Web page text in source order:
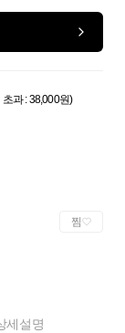
과 : 38,000원)
찜
세설명